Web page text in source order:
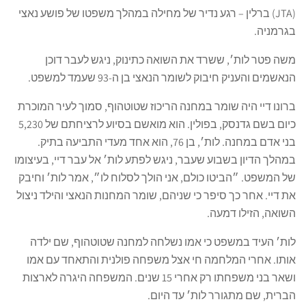
(
JTA) ברלין – רגע נדיר של מחילה במהלך משפטו של פושע נאצי
בגרמניה.
משה פטר לות׳, ששרד את השואה כתינוק, ניגש לעבר דוכן
הנאשמים והעניק חיבוק לשומר הנאצי בן ה-93 שעמד למשפט.
ברונו דיי היה שומר במחנה הריכוז שטוטהוף, סמוך לעיר המוכרת
כיום בשם גדנסק, בפולין. הוא מואשם בסיוע לרציחתם של 5,230
בני אדם במחנה. לות׳, בן 76, הוא אחד מעדי התביעה בתיק.
במהלך הדיון בשבוע שעבר, ניגש לפתע לות׳ אל עבר דיי, בעיצומו
של המשפט. ״הביטו כולם, אני הולך לסלוח לו״, אמר לות׳ וחיבק
את דיי. אחר כך סיפר כי שניהם, שומר המחנות הנאצי והילד ניצול
השואה, הזילו דמעה.
לות׳ העיד במשפט כי אמו נשלחה למחנה שטוטהוף, שם ילדה
אותו. אחרי המלחמה חי אצל משפחה פולנית והתאחד עם אמו
ושאר בני משפחתו רק אחרי 15 שנים. המשפחה היגרה לארצות
הברית, שם מתגורר לות׳ עד היום.